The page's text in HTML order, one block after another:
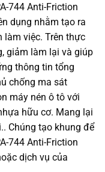
744 Anti-Friction
dụng nhằm tạo ra
làm việc. Trên thực
giảm làm lại và giúp
thông tin tổng
chống ma sát
máy nén ô tô với
hữu cơ. Mang lại
Chúng tạo khung để
744 Anti-Friction
dịch vụ của